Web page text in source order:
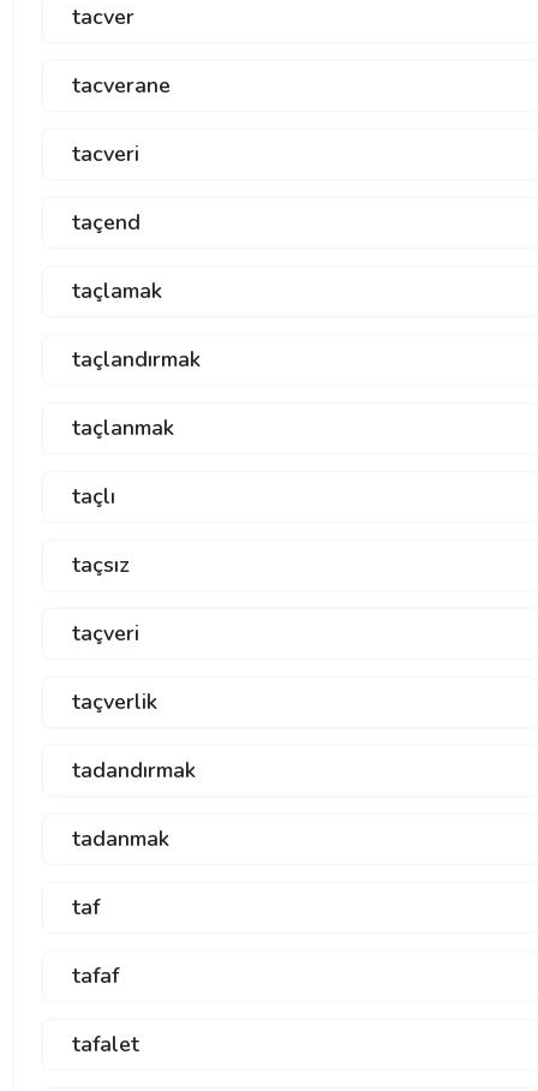
tacver
tacverane
tacveri
taçend
taçlamak
taçlandırmak
taçlanmak
taçlı
taçsız
taçveri
taçverlik
tadandırmak
tadanmak
taf
tafaf
tafalet